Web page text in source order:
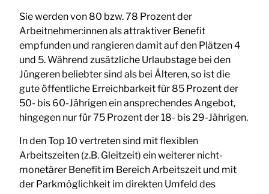
Sie werden von 80 bzw. 78 Prozent der
Arbeitnehmer:innen als attraktiver Benefit
empfunden und rangieren damit auf den Plätzen 4
und 5. Während zusätzliche Urlaubstage bei den
Jüngeren beliebter sind als bei Älteren, so ist die
gute öffentliche Erreichbarkeit für 85 Prozent der
50- bis 60-Jährigen ein ansprechendes Angebot,
hingegen nur für 75 Prozent der 18- bis 29-Jährigen.
In den Top 10 vertreten sind mit flexiblen
Arbeitszeiten (z.B. Gleitzeit) ein weiterer nicht-
monetärer Benefit im Bereich Arbeitszeit und mit
der Parkmöglichkeit im direkten Umfeld des